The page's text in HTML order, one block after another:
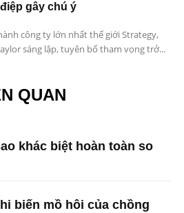
gây chú ý
công ty lớn nhất thế giới Strategy,
sáng lập, tuyên bố tham vọng trở...
QUAN
khác biệt hoàn toàn so
biến mồ hôi của chồng